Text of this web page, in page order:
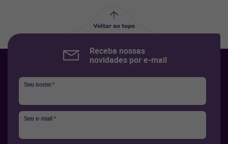
Voltar ao topo
Receba nossas
novidades por e-mail
Seu nome*
Seu e-mail*